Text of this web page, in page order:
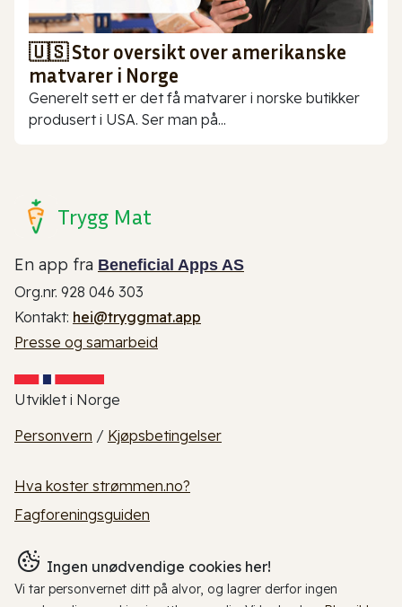
🇺🇸 Stor oversikt over amerikanske
matvarer i Norge
Generelt sett er det få matvarer i norske butikker
produsert i USA. Ser man på...
Trygg Mat
En app fra Beneficial Apps AS
Org.nr. 928 046 303
Kontakt: hei@tryggmat.app
Presse og samarbeid
Utviklet i Norge
Personvern / Kjøpsbetingelser
Hva koster strømmen.no?
Fagforeningsguiden
Ingen unødvendige cookies her!
Vi tar personvernet ditt på alvor, og lagrer derfor ingen